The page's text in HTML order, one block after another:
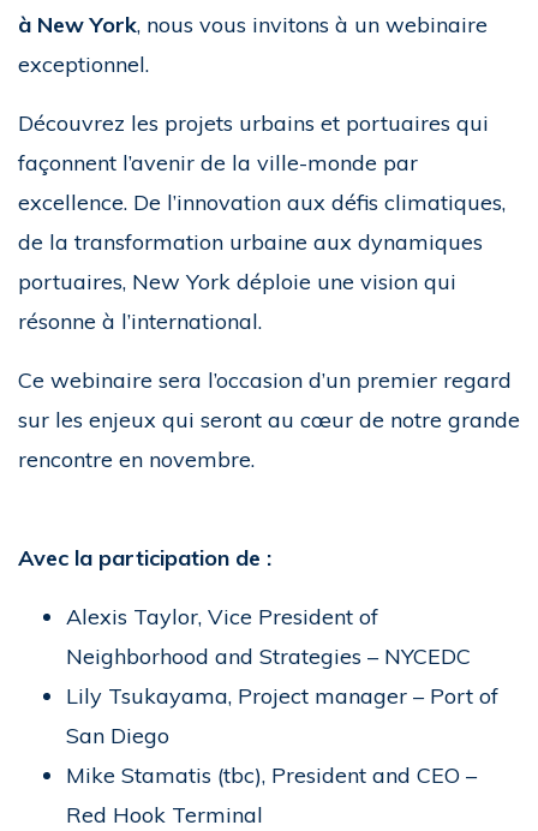
à New York, nous vous invitons à un webinaire
exceptionnel.
Découvrez les projets urbains et portuaires qui
façonnent l’avenir de la ville-monde par
excellence. De l’innovation aux défis climatiques,
de la transformation urbaine aux dynamiques
portuaires, New York déploie une vision qui
résonne à l’international.
Ce webinaire sera l’occasion d’un premier regard
sur les enjeux qui seront au cœur de notre grande
rencontre en novembre.
Avec la participation de :
Alexis Taylor, Vice President of
Neighborhood and Strategies – NYCEDC
Lily Tsukayama, Project manager – Port of
San Diego
Mike Stamatis (tbc), President and CEO –
Red Hook Terminal